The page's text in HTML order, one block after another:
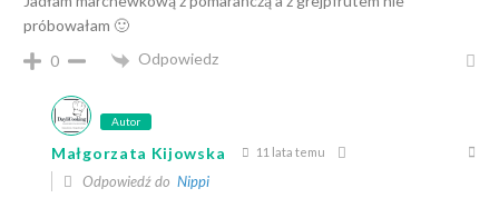
próbowałam 🙂
0
Odpowiedz
Autor
Małgorzata Kijowska 11 lata temu
Odpowiedź do Nippi